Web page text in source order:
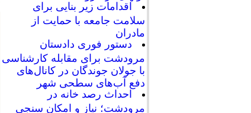
اقدامات زیر بنایی برای
سلامت جامعه با حمایت از
مادران
دستور فوری دادستان
مرودشت برای مقابله کارشناسی
با جولان جوندگان در کانال‌های
دفع آب‌های سطحی شهر
احداث رصد خانه در
مرودشت؛ نیاز و امکان سنجی